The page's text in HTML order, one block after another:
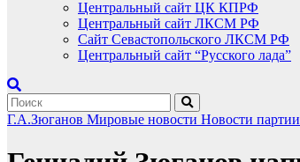
Центральный сайт ЦК КПРФ
Центральный сайт ЛКСМ РФ
Сайт Севастопольского ЛКСМ РФ
Центральный сайт “Русского лада”
Г.А.Зюганов Мировые новости Новости партии